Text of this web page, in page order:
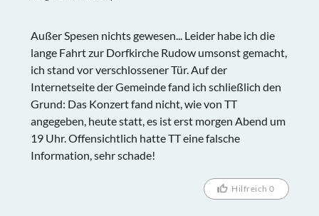
Außer Spesen nichts gewesen... Leider habe ich die
lange Fahrt zur Dorfkirche Rudow umsonst gemacht,
ich stand vor verschlossener Tür. Auf der
Internetseite der Gemeinde fand ich schließlich den
Grund: Das Konzert fand nicht, wie von TT
angegeben, heute statt, es ist erst morgen Abend um
19 Uhr. Offensichtlich hatte TT eine falsche
Information, sehr schade!
Hilfreich 0